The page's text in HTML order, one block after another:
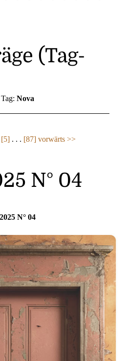
(Tag-
Tag: Nova
[5] . . . [87] vorwärts >>
N° 04
2025 N° 04